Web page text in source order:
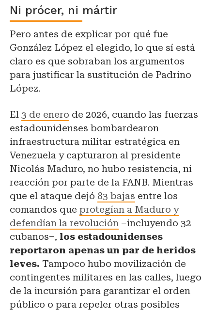
Ni prócer, ni mártir
Pero antes de explicar por qué fue
González López el elegido, lo que sí está
claro es que sobraban los argumentos
para justificar la sustitución de Padrino
López.
El 3 de enero de 2026, cuando las fuerzas
estadounidenses bombardearon
infraestructura militar estratégica en
Venezuela y capturaron al presidente
Nicolás Maduro, no hubo resistencia, ni
reacción por parte de la FANB. Mientras
que el ataque dejó 83 bajas entre los
comandos que protegían a Maduro y
defendían la revolución –incluyendo 32
cubanos–, los estadounidenses
reportaron apenas un par de heridos
leves. Tampoco hubo movilización de
contingentes militares en las calles, luego
de la incursión para garantizar el orden
público o para repeler otras posibles